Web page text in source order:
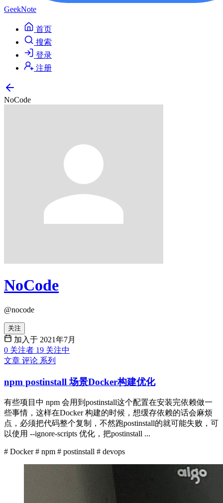
GeekNote
首页
搜索
登录
注册
NoCode
NoCode
@nocode
关注
加入于 2021年7月
0 关注者 19 关注中
文章 评论 系列
npm postinstall 场景Docker构建优化
有些项目中 npm 会用到postinstall这个配置在安装完依赖做一
些事情，这样在Docker 构建的时候，想缓存依赖的话会麻烦
点，必须把代码整个复制，不然跑postinstall的就可能失败，可
以使用 --ignore-scripts 优化，把postinstall ...
# Docker # npm # postinstall # devops